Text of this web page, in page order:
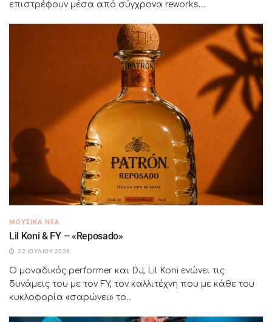
επιστρέφουν μέσα από σύγχρονα reworks....
ΜΟΥΣΙΚΆ ΝΈΑ
Lil Koni & FY – «Reposado»
22 ΙΟΥΛΊΟΥ 2026
Ο μοναδικός performer και DJ, Lil Koni ενώνει τις
δυνάμεις του με τον FY, τον καλλιτέχνη που με κάθε του
κυκλοφορία «σαρώνει» το...